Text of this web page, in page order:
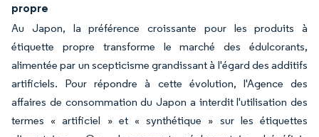
propre
Au Japon, la préférence croissante pour les produits à
étiquette propre transforme le marché des édulcorants,
alimentée par un scepticisme grandissant à l'égard des additifs
artificiels. Pour répondre à cette évolution, l'Agence des
affaires de consommation du Japon a interdit l'utilisation des
termes « artificiel » et « synthétique » sur les étiquettes